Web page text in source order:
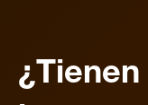
¿Tienen